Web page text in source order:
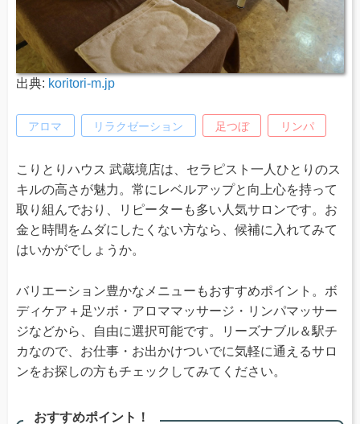
出典: koritori-m.jp
アロマ リラクゼーション 足つぼ リンパ
こりとりハウス 武蔵境店は、セラピスト一人ひとりのス
キルの高さが魅力。常にレベルアップと向上心を持って
取り組んでおり、リピーターも多い人気サロンです。お
金と時間をムダにしたくない方なら、候補に入れてみて
はいかがでしょうか。
バリエーション豊かなメニューもおすすめポイント。ボ
ディケア＋足ツボ・アロママッサージ・リンパマッサー
ジなどから、自由に選択可能です。リーズナブル＆駅チ
カなので、お仕事・お出かけついでに気軽に通えるサロ
ンをお探しの方もチェックしてみてください。
おすすめポイント！